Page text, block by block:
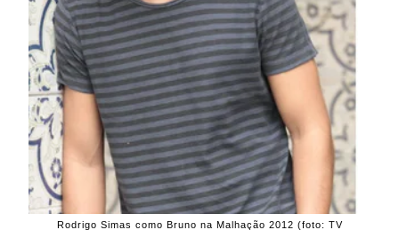
Rodrigo Simas como Bruno na Malhação 2012 (foto: TV